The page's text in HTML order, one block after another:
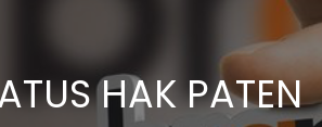
HAK PATEN